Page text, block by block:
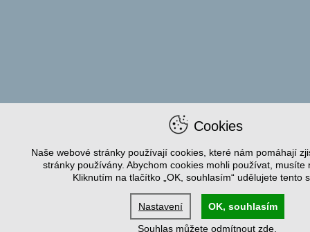
Cookies
Naše webové stránky používají cookies, které nám pomáhají
stránky používány. Abychom cookies mohli používat, musíte
Kliknutím na tlačítko „OK, souhlasím“ udělujete tento
Nastavení
OK, souhlasím
Souhlas můžete odmítnout zde.